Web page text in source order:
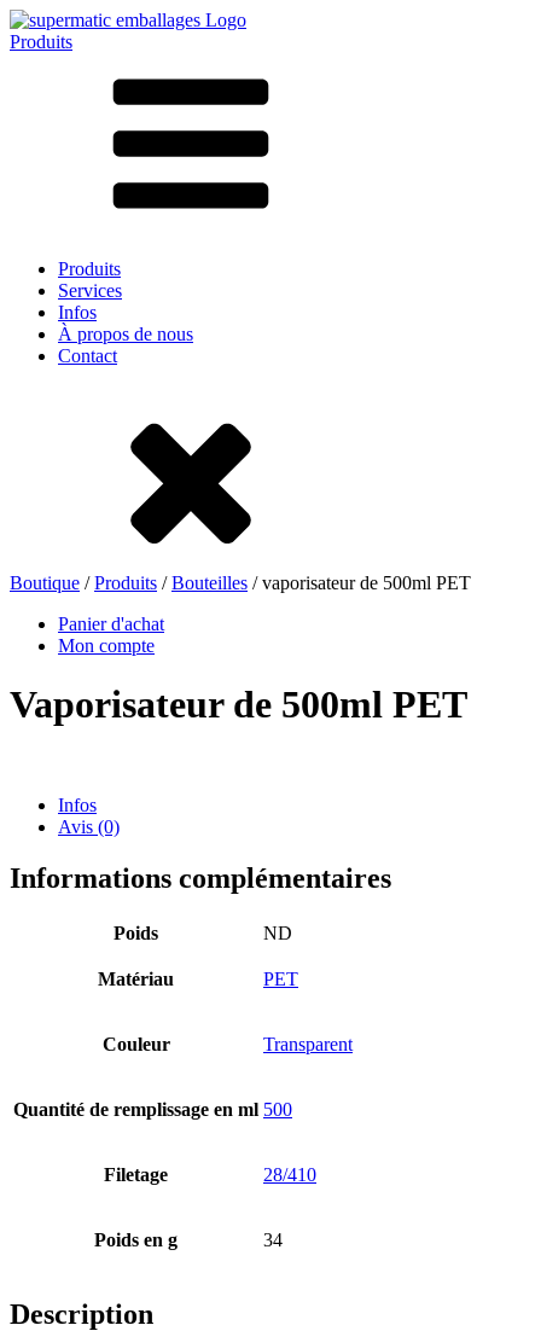
Produits
LD-PE
Sachets et bag-in-box
Bouteilles de bière
Produits chimiques
Distributeurs et pompes
Boîtes(73)
Pulvérisateur fin(8)
Bouteilles Hotfill(6)
Produits
Services
Infos
À propos de nous
Contact
Boutique /Produits /Bouteilles / vaporisateur de 500ml PET
Panier d'achat
Mon compte
Vaporisateur de 500ml PET
Infos
Avis (0)
Informations complémentaires
Poids ND
Matériau PET
Couleur Transparent
Quantité de remplissage en ml 500
Filetage 28/410
Poids en g 34
Description